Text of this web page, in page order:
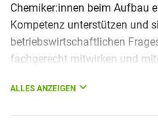
Chemiker:innen beim Aufbau
Kompetenz unterstützen und
betriebswirtschaftlichen
fachgerecht mitwirken und
ALLES ANZEIGEN